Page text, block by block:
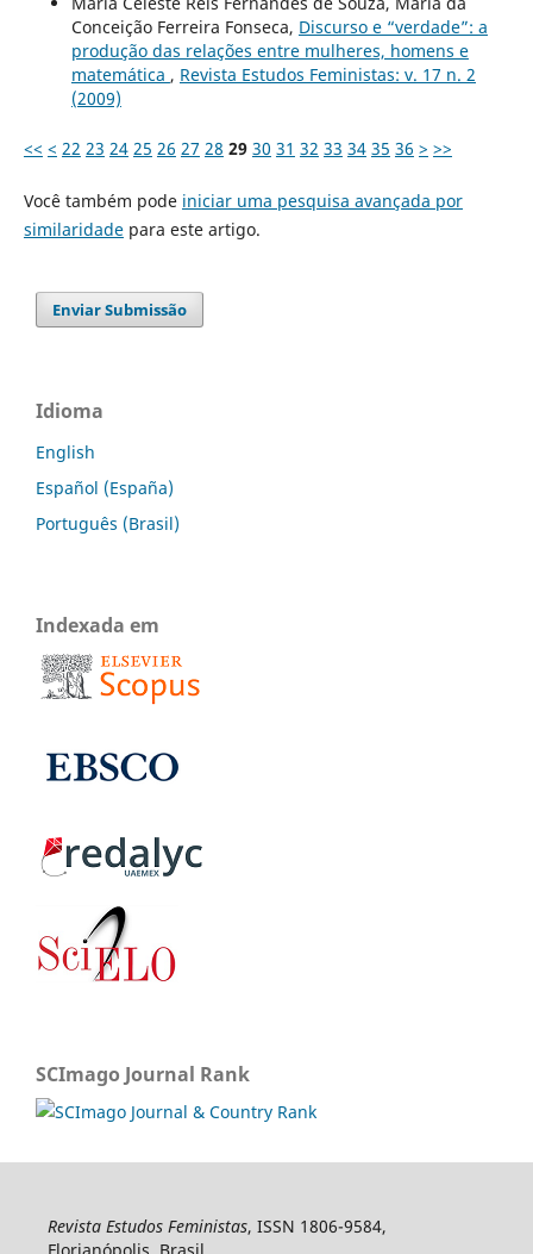
Conceição Ferreira Fonseca, Discurso e “verdade”: a
produção das relações entre mulheres, homens e
matemática , Revista Estudos Feministas: v. 17 n. 2
(2009)
<< < 22 23 24 25 26 27 28 29 30 31 32 33 34 35 36 > >>
Você também pode iniciar uma pesquisa avançada por
similaridadepara este artigo.
Enviar Submissão
Idioma
English
Español (España)
Português (Brasil)
Indexada em
SCImago Journal Rank
Revista Estudos Feministas, ISSN 1806-9584,
Florianópolis, Brasil.